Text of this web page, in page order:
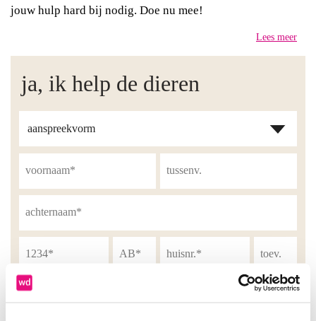
jouw hulp hard bij nodig. Doe nu mee!
Lees meer
ja, ik help de dieren